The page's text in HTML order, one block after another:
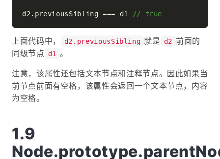
d2. previousSibling === d1 // true
上面代码中， d2.previousSibling 就是 d2 前面的
同级节点
d1 。
注意，该属性还包括文本节点和注释节点。因此如果当
前节点前面有空格，该属性会返回一个文本节点，内容
为空格。